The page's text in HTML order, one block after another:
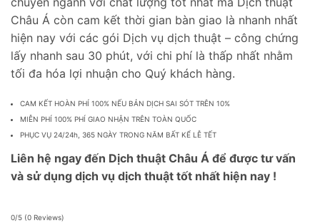
Châu Á còn cam kết thời gian bàn giao là nhanh nhất
hiện nay với các gói Dịch vụ dịch thuật – công chứng
lấy nhanh sau 30 phút, với chi phí là thấp nhất nhằm
tối đa hóa lợi nhuận cho Quý khách hàng.
CAM KẾT HOÀN PHÍ 100% NẾU BẢN DỊCH SAI SÓT TRÊN 10%
MIỄN PHÍ 100% PHÍ GIAO NHẬN TRÊN TOÀN QUỐC
PHỤC VỤ 24/24h, 365 NGÀY TRONG NĂM BẤT KỂ LỄ TẾT
Liên hệ ngay đến Dịch thuật Châu Á để được tư vấn
và sử dụng dịch vụ dịch thuật tốt nhất hiện nay !
0/5 (0 Reviews)